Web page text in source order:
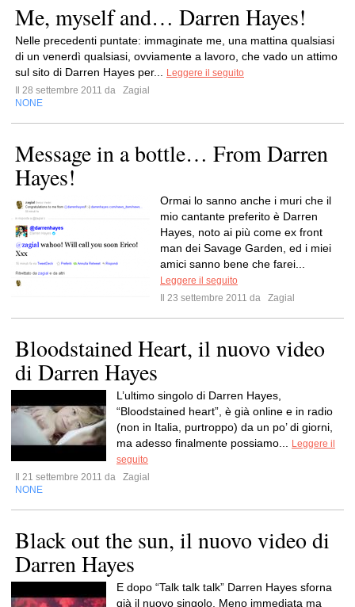
Me, myself and… Darren Hayes!
Nelle precedenti puntate: immaginate me, una mattina qualsiasi
di un venerdì qualsiasi, ovviamente a lavoro, che vado un attimo
sul sito di Darren Hayes per...
Leggere il seguito
Il 28 settembre 2011 da
Zagial
NONE
Message in a bottle… From Darren
Hayes!
Ormai lo sanno anche i muri che il
mio cantante preferito è Darren
Hayes, noto ai più come ex front
man dei Savage Garden, ed i miei
amici sanno bene che farei...
Leggere il seguito
Il 23 settembre 2011 da
Zagial
Bloodstained Heart, il nuovo video
di Darren Hayes
L’ultimo singolo di Darren Hayes,
“Bloodstained heart”, è già online e in radio
(non in Italia, purtroppo) da un po’ di giorni,
ma adesso finalmente possiamo...
Leggere il
seguito
Il 21 settembre 2011 da
Zagial
NONE
Black out the sun, il nuovo video di
Darren Hayes
E dopo “Talk talk talk” Darren Hayes sforna
già il nuovo singolo. Meno immediata ma